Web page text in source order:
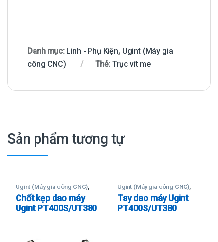
Danh mục: Linh - Phụ Kiện, Ugint (Máy gia
công CNC)
Thẻ: Trục vít me
Sản phẩm tương tự
Ugint (Máy gia công CNC)
Linh - Phụ Kiện
Chốt kẹp dao máy
Ugint PT400S/UT380
Ugint (Máy gia công CNC)
Linh - Phụ Kiện
Tay dao máy Ugint
PT400S/UT380